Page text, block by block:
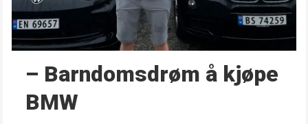
– Barndoms­drøm å kjøpe
BMW